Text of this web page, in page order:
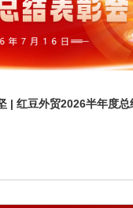
| 红豆外贸2026半年度